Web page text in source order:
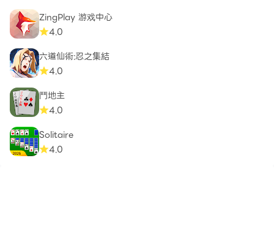
ZingPlay 游戏中心
4.0
六道仙術:忍之集結
4.0
鬥地主
4.0
Solitaire
4.0